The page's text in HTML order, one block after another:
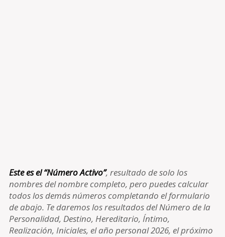
Este es el “Número Activo”, resultado de solo los
nombres del nombre completo, pero puedes calcular
todos los demás números completando el formulario
de abajo. Te daremos los resultados del Número de la
Personalidad, Destino, Hereditario, Íntimo,
Realización, Iniciales, el año personal 2026, el próximo